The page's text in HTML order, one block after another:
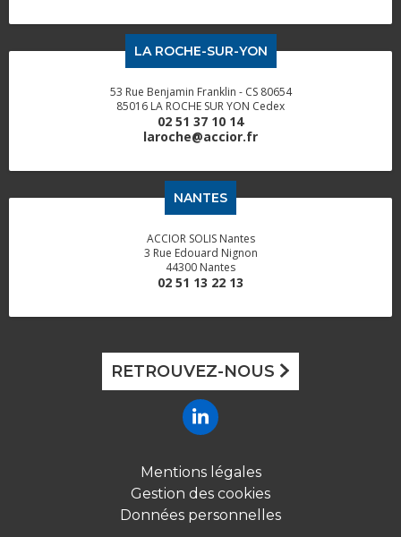
LA ROCHE-SUR-YON
53 Rue Benjamin Franklin - CS 80654
85016 LA ROCHE SUR YON Cedex
02 51 37 10 14
laroche@accior.fr
NANTES
ACCIOR SOLIS Nantes
3 Rue Edouard Nignon
44300 Nantes
02 51 13 22 13
RETROUVEZ-NOUS
Mentions légales
Gestion des cookies
Données personnelles